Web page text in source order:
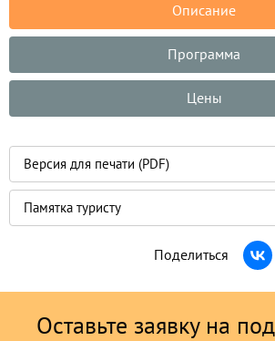
Описание
Программа
Цены
Версия для печати (PDF)
Памятка туристу
Поделиться
Оставьте заявку на